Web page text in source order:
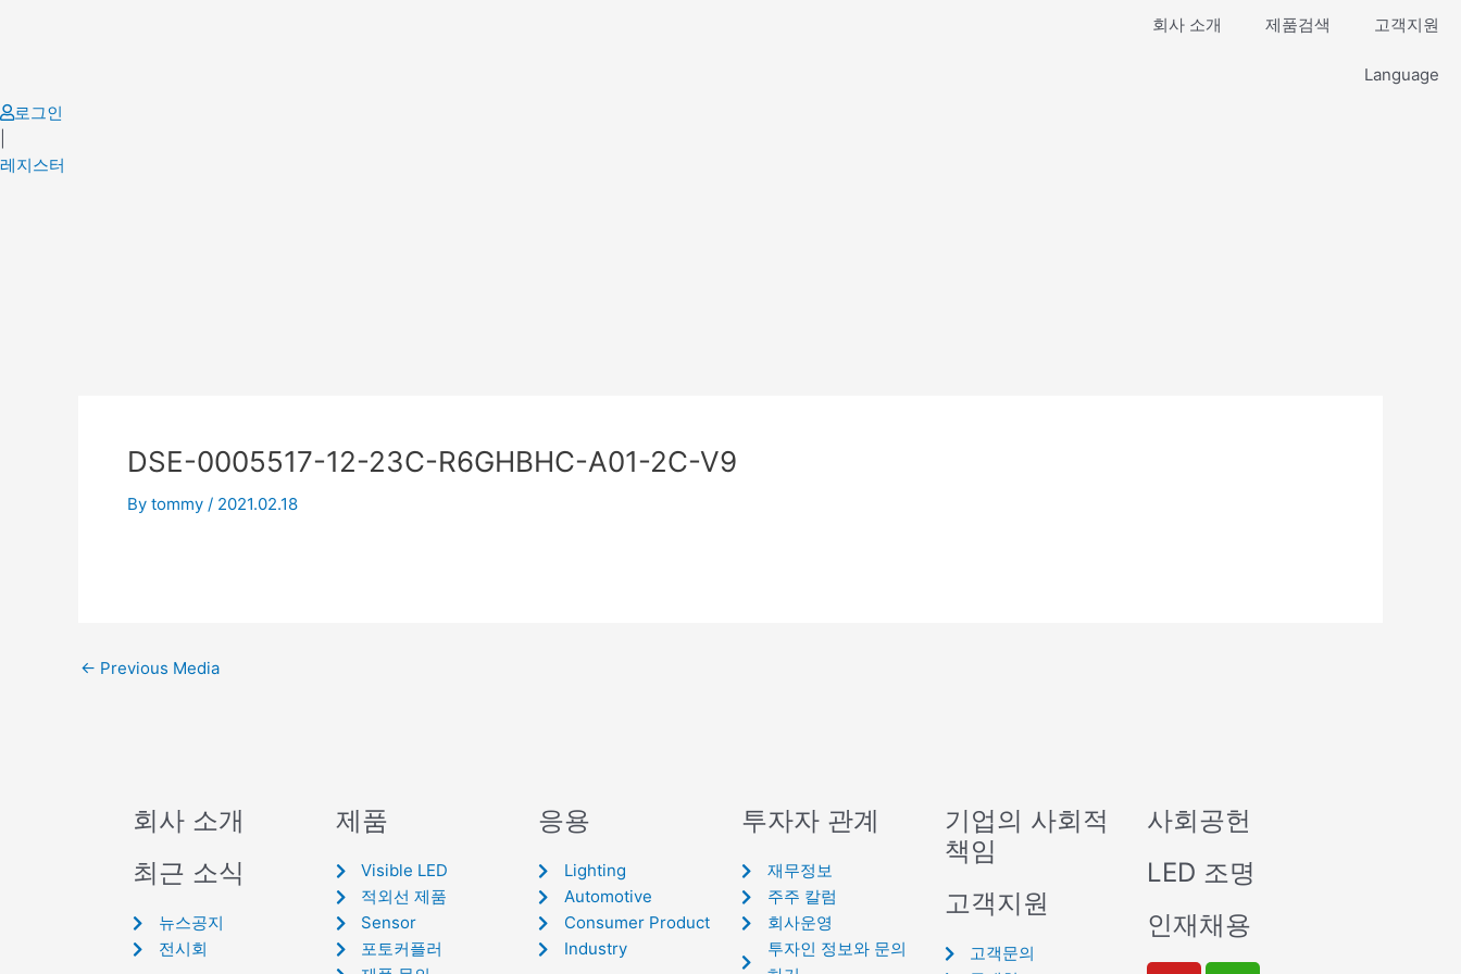
회사 소개 제품검색 고객지원
Language
로그인
레지스터
DSE-0005517-12-23C-R6GHBHC-A01-2C-V9
By tommy / 2021.02.18
← Previous Media
회사 소개
최근 소식
뉴스공지
전시회
제품
Visible LED
적외선 제품
Sensor
포토커플러
응용
Lighting
Automotive
Consumer Product
Industry
투자자 관계
재무정보
주주 칼럼
회사운영
투자인 정보와 문의
기업의 사회적
책임
고객지원
고객문의
사회공헌
LED 조명
인재채용